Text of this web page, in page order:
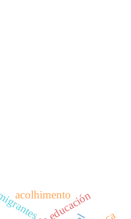
acolhimento